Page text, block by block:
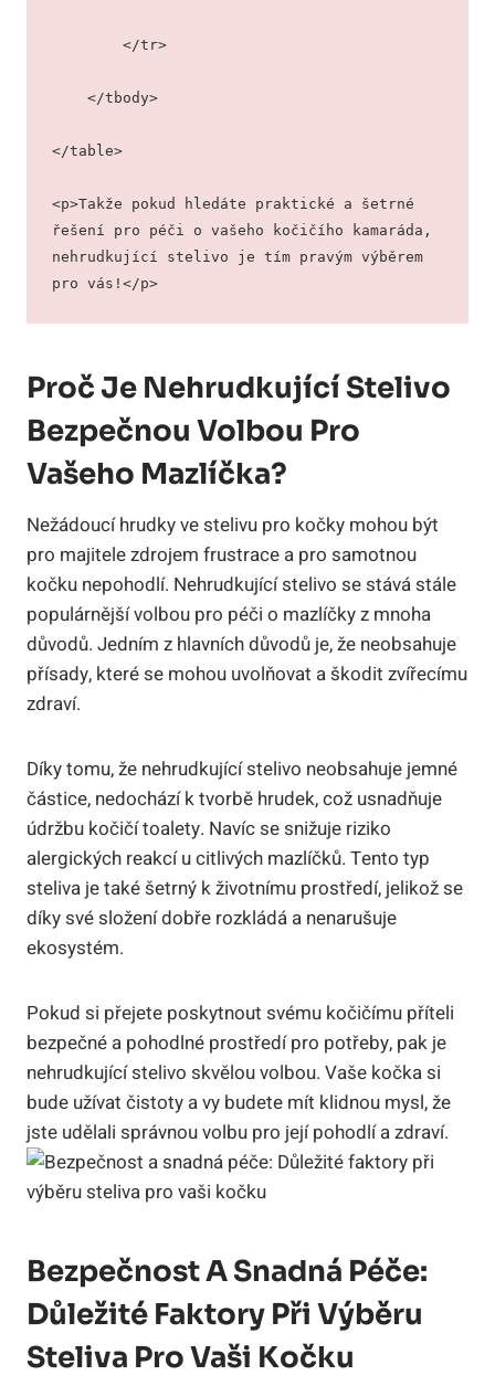
        </tr>
    </tbody>
</table>
<p>Takže pokud hledáte praktické a šetrné
řešení pro péči o vašeho kočičího kamaráda,
nehrudkující stelivo je tím pravým výběrem
pro vás!</p>
Proč Je Nehrudkující Stelivo
Bezpečnou Volbou Pro
Vašeho Mazlíčka?
Nežádoucí hrudky ve stelivu pro kočky mohou být
pro majitele zdrojem frustrace a pro samotnou
kočku nepohodlí. Nehrudkující stelivo se stává stále
populárnější volbou pro péči o mazlíčky z mnoha
důvodů. Jedním z hlavních důvodů je, že neobsahuje
přísady, které se mohou uvolňovat a škodit zvířecímu
zdraví.
Díky tomu, že nehrudkující stelivo neobsahuje jemné
částice, nedochází k tvorbě hrudek, což usnadňuje
údržbu kočičí toalety. Navíc se snižuje riziko
alergických reakcí u citlivých mazlíčků. Tento typ
steliva je také šetrný k životnímu prostředí, jelikož se
díky své složení dobře rozkládá a nenarušuje
ekosystém.
Pokud si přejete poskytnout svému kočičímu příteli
bezpečné a pohodlné prostředí pro potřeby, pak je
nehrudkující stelivo skvělou volbou. Vaše kočka si
bude užívat čistoty a vy budete mít klidnou mysl, že
jste udělali správnou volbu pro její pohodlí a zdraví.
Bezpečnost A Snadná Péče:
Důležité Faktory Při Výběru
Steliva Pro Vaši Kočku